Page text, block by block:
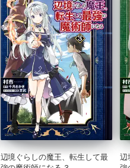
辺境ぐらしの魔王、転生して最
辺